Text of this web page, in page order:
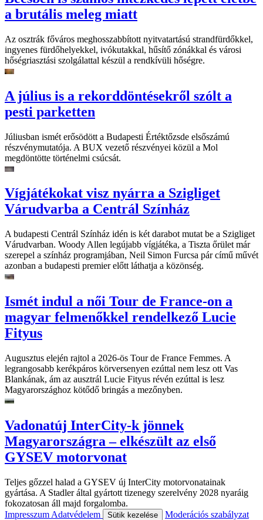
a brutális meleg miatt
Az osztrák főváros meghosszabbított nyitvatartású strandfürdőkkel,
ingyenes fürdőhelyekkel, ivókutakkal, hűsítő zónákkal és városi
hőségriasztási szolgálattal készül a rendkívüli hőségre.
A július is a rekorddöntésekről szólt a
pesti parketten
Júliusban ismét erősödött a Budapesti Értéktőzsde elsőszámú
részvénymutatója. A BUX vezető részvényei közül a Mol
megdöntötte történelmi csúcsát.
Vígjátékokat visz nyárra a Szigliget
Várudvarba a Centrál Színház
A budapesti Centrál Színház idén is két darabot mutat be a Szigliget
Várudvarban. Woody Allen legújabb vígjátéka, a Tiszta őrület már
szerepel a színház programjában, Neil Simon Furcsa pár című művét
azonban a budapesti premier előtt láthatja a közönség.
Ismét indul a női Tour de France-on a
magyar felmenőkkel rendelkező Lucie
Fityus
Augusztus elején rajtol a 2026-ös Tour de France Femmes. A
legrangosabb kerékpáros körversenyen ezúttal nem lesz ott Vas
Blankának, ám az ausztrál Lucie Fityus révén ezúttal is lesz
Magyarországhoz kötődő bringás a mezőnyben.
Vadonatúj InterCity-k jönnek
Magyarországra – elkészült az első
GYSEV motorvonat
Teljes gőzzel halad a GYSEV új InterCity motorvonatainak
gyártása. A Stadler által gyártott tizenegy szerelvény 2028 nyaráig
fokozatosan áll majd forgalomba.
Impresszum Adatvédelem Sütik kezelése
Moderációs szabályzat